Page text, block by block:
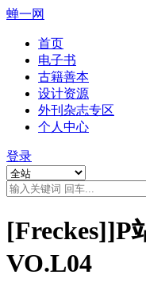
蝉一网
首页
电子书
古籍善本
设计资源
外刊杂志专区
个人中心
登录
[Freckes]]P
VO.L04